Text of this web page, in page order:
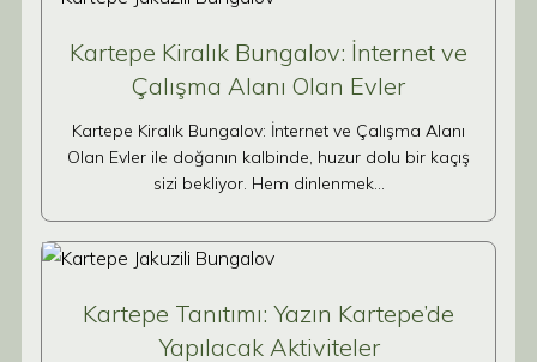
Kartepe Kiralık Bungalov: İnternet ve
Çalışma Alanı Olan Evler
Kartepe Kiralık Bungalov: İnternet ve Çalışma Alanı
Olan Evler ile doğanın kalbinde, huzur dolu bir kaçış
sizi bekliyor. Hem dinlenmek…
Kartepe Tanıtımı: Yazın Kartepe’de
Yapılacak Aktiviteler